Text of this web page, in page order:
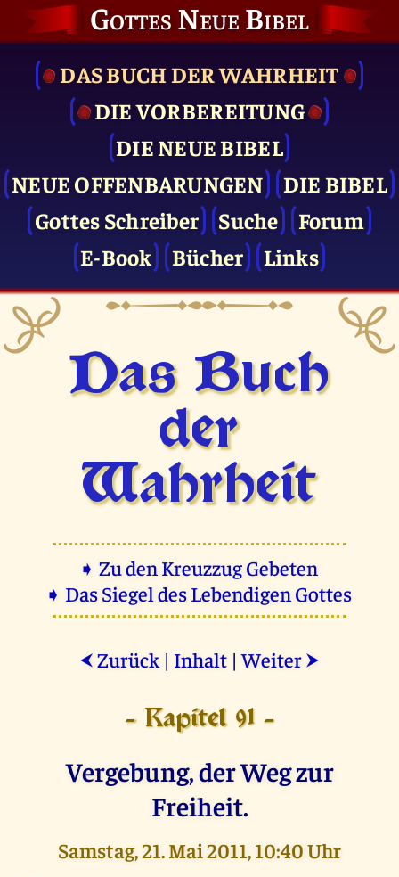
Gottes Neue Bibel
DAS BUCH DER WAHRHEIT
DIE VOR­BEREITUNG
DIE NEUE BIBEL
NEUE OFFENBARUNGEN
DIE BIBEL
Gottes Schreiber
Suche
Forum
E-Book
Bücher Links
Das Buch
der
Wahrheit
➧ Zu den Kreuzzug Gebeten
➧ Das Siegel des Lebendigen Gottes
⮜ Zurück | Inhalt |Weiter ⮞
- Kapitel 91 -
Vergebung, der Weg zur
Freiheit.
Samstag, 21. Mai 2011, 10:40 Uhr